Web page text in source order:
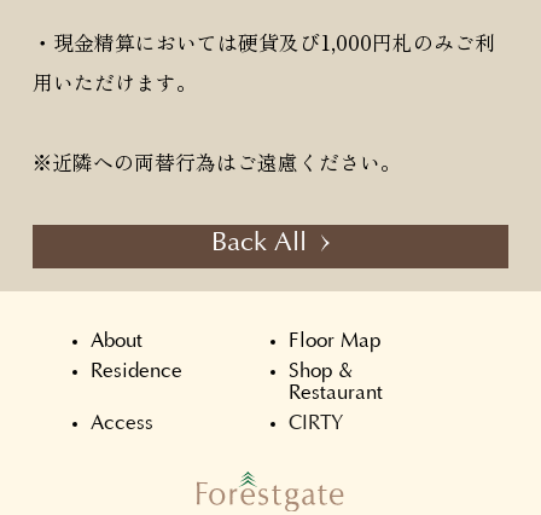
・現金精算においては硬貨及び1,000円札のみご利
用いただけます。
※近隣への両替行為はご遠慮ください。
Back All
About
Floor Map
Residence
Shop &
Restaurant
Access
CIRTY